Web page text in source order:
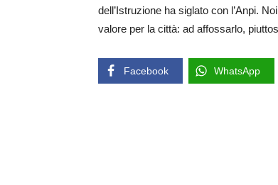
dell’Istruzione ha siglato con l’Anpi.
valore per la città: ad affossarlo,
Facebook WhatsApp